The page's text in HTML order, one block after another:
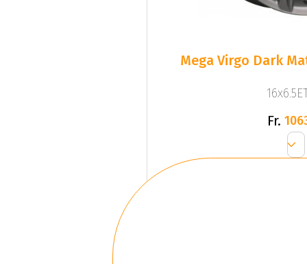
Mega Virgo Dark
Fr.